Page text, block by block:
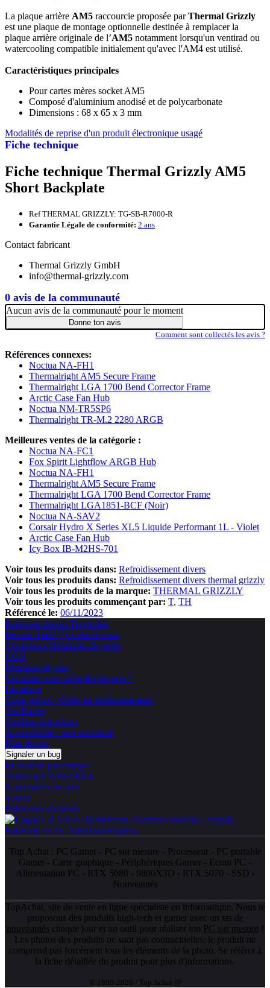
Fiche technique
0 avis de la communauté
La plaque arrière AM5 raccourcie proposée parThermal Grizzly
est une plaque de montage optionnelle destinée à remplacer la
plaque arrière originale de l’AM5 notamment lorsqu'un ventirad ou
watercooling compatible initialement qu'avec l'AM4 est utilisé.
Caractéristiques principales
Pour cartes mères socket AM5
Composé d'aluminium anodisé et de polycarbonate
Dimensions : 68 x 65 x 3 mm
Modalités de reprise d'un produit électronique usagé
Fiche technique Thermal Grizzly AM5
Short Backplate
Ref THERMAL GRIZZLY: TG-SB-R7000-R
Garantie Légale de conformité: 2 ans
Contact fabricant
Thermal Grizzly GmbH
info@thermal-grizzly.com
Aucun avis de la communauté pour le moment
Donne ton avis
Comment sont collectés les avis ?
Références connexes:
Noctua NA-FH1
Thermalright AM5 Secure Frame
Thermalright LGA 1700 Bend Corrector Frame
Arctic Case Fan Hub
Noctua NM-TR5SP6
Thermalright TR-M.2 2280 ARGB
Meilleures ventes de la catégorie :
Noctua NA-FC1
Fox Spirit Lightflow ARGB Hub
Noctua NA-FH1
Thermalright AM5 Secure Frame
Thermalright LGA 1700 Bend Corrector Frame
Thermalright LGA1851-BCF (Noir)
Noctua NA-SAV2
Corsair Hydro X Series XL5 Liquide Performant 1L - Violet
Arctic Case Fan Hub
Icy Box IB-M2HS-701
Voir tous les produits dans: Refroidissement divers
Voir tous les produits dans: Refroidissement divers thermal grizzly
Voir tous les produits de la marque: THERMAL GRIZZLY
Voir tous les produits commençant par: T TH
Référencé le: 06/11/2023
Pourquoi choisir TopAchat
Besoin d'aide ? Contacte nous
Conditions Générales de vente
CGU
Mentions légales
Comment sont collectés les avis ?
Livraison
Code promo / Offre de remboursement
Vie Privée
Cookies et trackers
Accessibilité : non conforme
Plan du site
Signaler un bug
Recherche par marque
Toutes nos ventes flash
Nouveautés du jour
Soldes
Paiements sécurisés
Top Achat : PC Gamer- PC sur mesure - Processeur- PC portable
Gamer - Carte graphique - Périphériques Gamer - Ecran PC -
Alimentation PC - RTX 5080 - 9800X3D - RTX 5070 - SSD -
Nouveautés
TopAchat, site de vente en ligne spécialiste en informatique. Nous te
proposons des produits high-tech et gamer avec un tas de
nouveautés chaque jour et un outil pour réaliser ton PC sur mesure !
Les photos des produits ne sont pas contractuelles; le produit ne
comprend pas forcément tous les éléments de la photo. Se référer à
la fiche détaillée du produit pour plus d'informations.
© 1999-2026 / Top Achat @